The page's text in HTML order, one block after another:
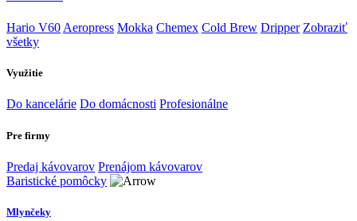
Hario V60 Aeropress Mokka Chemex Cold Brew Dripper Zobraziť
všetky
Využitie
Do kancelárie Do domácnosti Profesionálne
Pre firmy
Predaj kávovarov Prenájom kávovarov
Baristické pomôcky
Mlynčeky